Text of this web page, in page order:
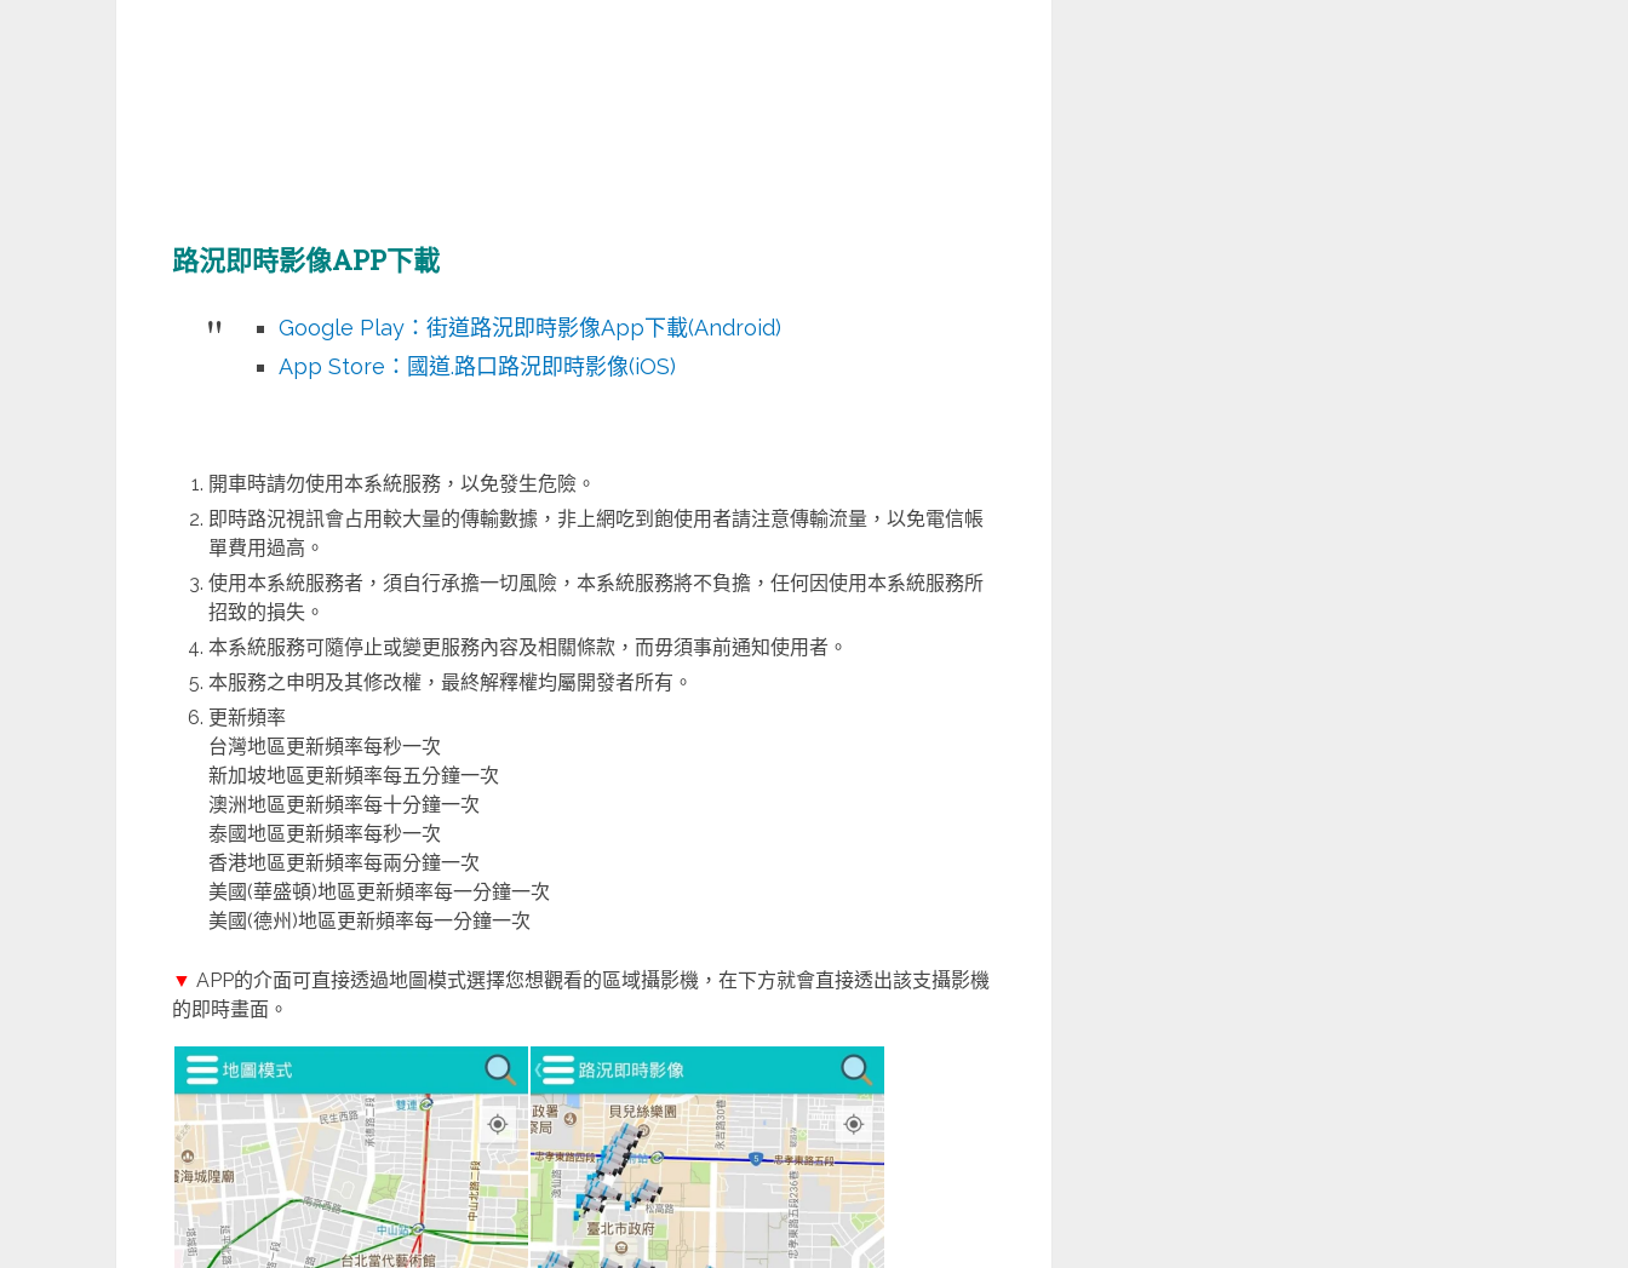
路況即時影像APP下載
Google Play：街道路況即時影像App下載(Android)
App Store：國道.路口路況即時影像(iOS)
開車時請勿使用本系統服務，以免發生危險。
即時路況視訊會占用較大量的傳輸數據，非上網吃到飽使用者請注意傳輸流量，以免電信帳
單費用過高。
使用本系統服務者，須自行承擔一切風險，本系統服務將不負擔，任何因使用本系統服務所
招致的損失。
本系統服務可隨停止或變更服務內容及相關條款，而毋須事前通知使用者。
本服務之申明及其修改權，最終解釋權均屬開發者所有。
更新頻率
台灣地區更新頻率每秒一次
新加坡地區更新頻率每五分鐘一次
澳洲地區更新頻率每十分鐘一次
泰國地區更新頻率每秒一次
香港地區更新頻率每兩分鐘一次
美國(華盛頓)地區更新頻率每一分鐘一次
美國(德州)地區更新頻率每一分鐘一次
▼ APP的介面可直接透過地圖模式選擇您想觀看的區域攝影機，在下方就會直接透出該支攝影機
的即時畫面。